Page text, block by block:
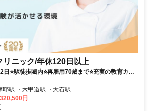
リニック/年休120日以上
日⭐駅徒歩圏内⭐再雇用70歳まで⭐充実の教育カリ
耶駅 ・六甲道駅 ・大石駅
円